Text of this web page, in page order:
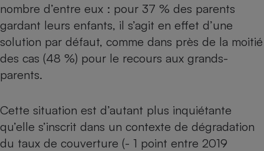
nombre d’entre eux : pour 37 % des parents
gardant leurs enfants, il s’agit en effet d’une
solution par défaut, comme dans près de la moitié
des cas (48 %) pour le recours aux grands-
parents.
Cette situation est d’autant plus inquiétante
qu’elle s’inscrit dans un contexte de dégradation
du taux de couverture (- 1 point entre 2019